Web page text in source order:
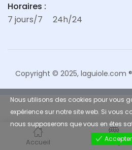
Accueil Boutique
Horaires :
7 jours/7 24h/24
Copyright © 2025, laguiole.com
Nous utilisons des cookies pour vous
expérience sur notre site web. Si vous
nous supposerons que vous en êtes
Accepter